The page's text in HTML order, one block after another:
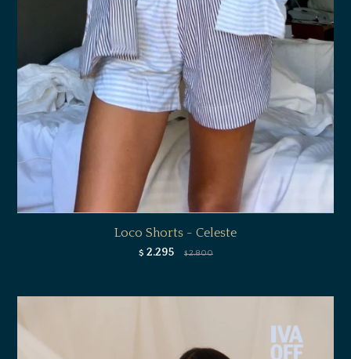
Loco Shorts - Celeste
$ 2.295 $ 2.800